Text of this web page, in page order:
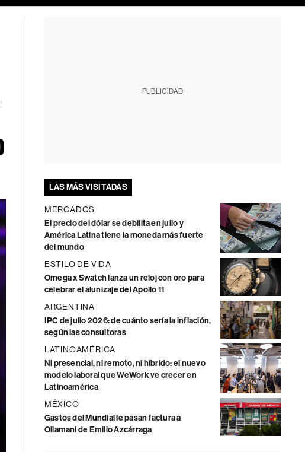
PUBLICIDAD
LAS MÁS VISITADAS
MERCADOS
El precio del dólar se debilita en julio y
América Latina tiene la moneda más fuerte
del mundo
ESTILO DE VIDA
Omega x Swatch lanza un reloj con oro para
celebrar el alunizaje del Apollo 11
ARGENTINA
IPC de julio 2026: de cuánto sería la inflación,
según las consultoras
LATINOAMÉRICA
Ni presencial, ni remoto, ni híbrido: el nuevo
modelo laboral que WeWork ve crecer en
Latinoamérica
MÉXICO
Gastos del Mundial le pasan factura a
Ollamani de Emilio Azcárraga